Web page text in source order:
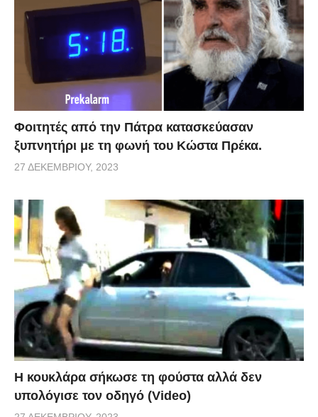
Φοιτητές από την Πάτρα κατασκεύασαν
ξυπνητήρι με τη φωνή του Κώστα Πρέκα.
27 ΔΕΚΕΜΒΡΊΟΥ, 2023
Η κουκλάρα σήκωσε τη φούστα αλλά δεν
υπολόγισε τον οδηγό (Video)